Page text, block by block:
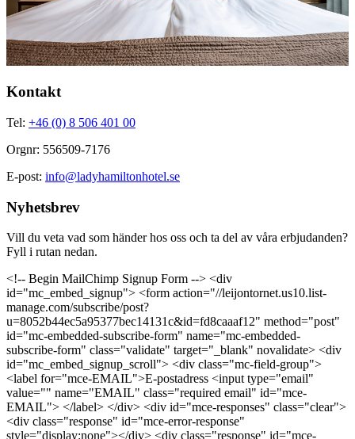
Kontakt
Tel: +46 (0) 8 506 401 00
Orgnr: 556509-7176
E-post: info@ladyhamiltonhotel.se
Nyhetsbrev
Vill du veta vad som händer hos oss och ta del av våra erbjudanden?
Fyll i rutan nedan.
<!-- Begin MailChimp Signup Form --> <div
id="mc_embed_signup"> <form action="//leijontornet.us10.list-
manage.com/subscribe/post?
u=8052b44ec5a95377bec14131c&id=fd8caaaf12" method="post"
id="mc-embedded-subscribe-form" name="mc-embedded-
subscribe-form" class="validate" target="_blank" novalidate> <div
id="mc_embed_signup_scroll"> <div class="mc-field-group">
<label for="mce-EMAIL">E-postadress <input type="email"
value="" name="EMAIL" class="required email" id="mce-
EMAIL"> </label> </div> <div id="mce-responses" class="clear">
<div class="response" id="mce-error-response"
style="display:none"></div> <div class="response" id="mce-